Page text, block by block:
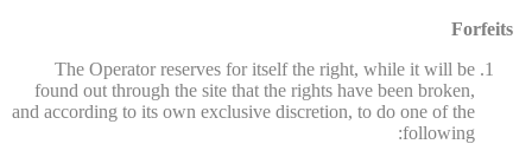
Forfeits
The Operator reserves for itself the right, while it will be
found out through the site that the rights have been broken,
and according to its own exclusive discretion, to do one of the
following: